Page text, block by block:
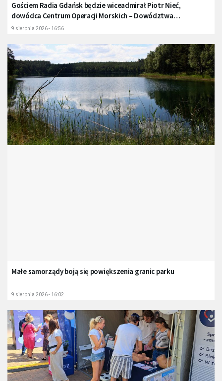
Gościem Radia Gdańsk będzie wiceadmirał Piotr Nieć,
dowódca Centrum Operacji Morskich – Dowództwa
Komponentu Morskiego
9 sierpnia 2026 - 16:56
Małe samorządy boją się powiększenia granic parku
9 sierpnia 2026 - 16:02